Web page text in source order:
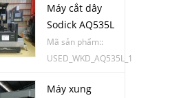
Máy cắt dây
Sodick AQ535L
Mã sản phẩm::
USED_WKD_AQ535L_1
Máy xung